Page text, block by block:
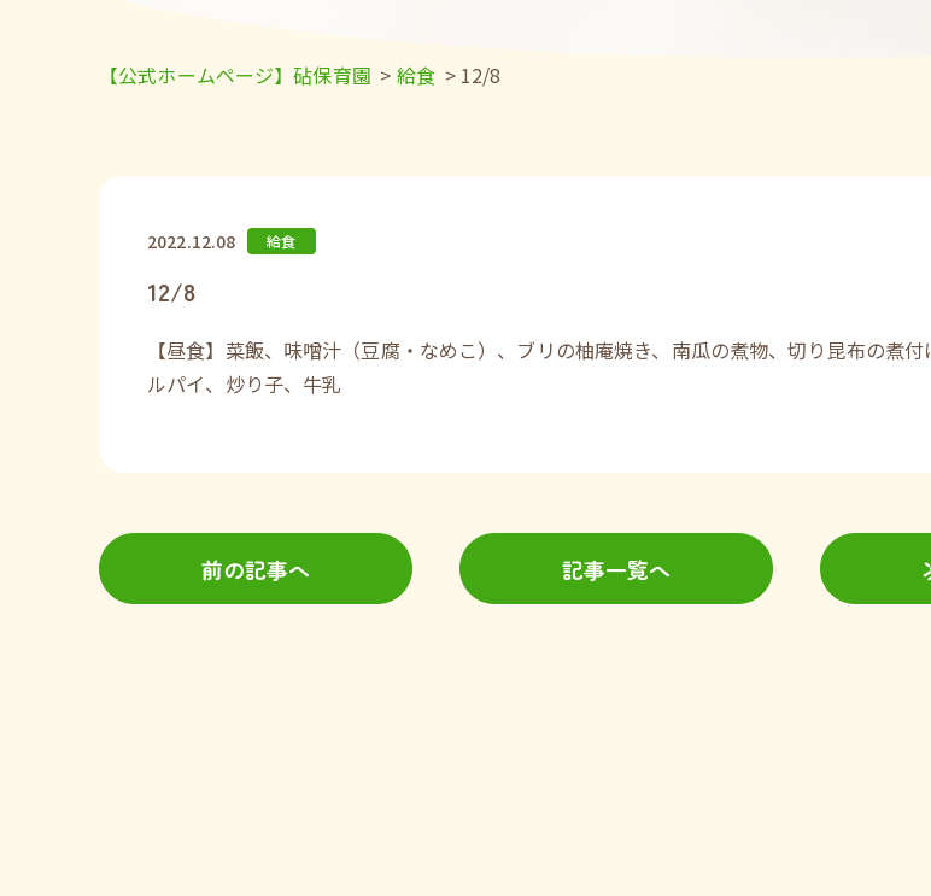
【公式ホームページ】砧保育園 > 給食 > 12/8
2022.12.08 給食
12/8
【昼食】菜飯、味噌汁（豆腐・なめこ）、ブリの柚庵焼き、南瓜の煮物、切り昆布の煮
ルパイ、炒り子、牛乳
前の記事へ 記事一覧へ